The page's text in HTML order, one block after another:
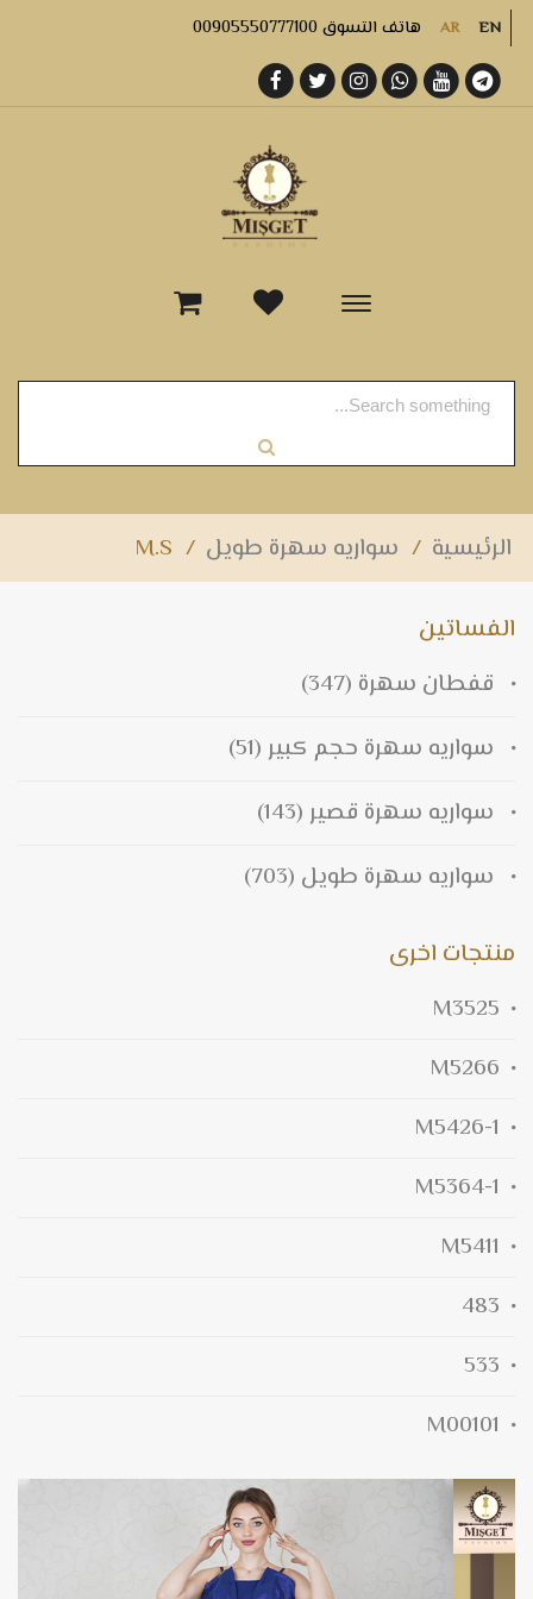
AR EN هاتف التسوق 00905550777100
-
الرئيسية / سواريه سهرة طويل /
M.S
الفساتين
قفطان سهرة (347)
سواريه سهرة حجم كبير (51)
سواريه سهرة قصير (143)
سواريه سهرة طويل (703)
منتجات اخرى
M3525
M5266
M5426-1
M5364-1
M5411
483
533
M00101